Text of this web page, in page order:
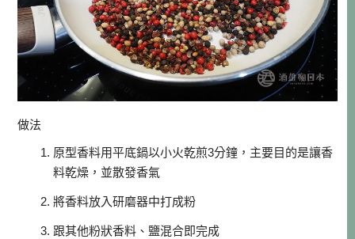
做法
原型香料用平底鍋以小火乾煎3分鐘，主要目的是讓香
料乾燥，並散發香氣
將香料放入研磨器中打成粉
跟其他粉狀香料、鹽混合即完成